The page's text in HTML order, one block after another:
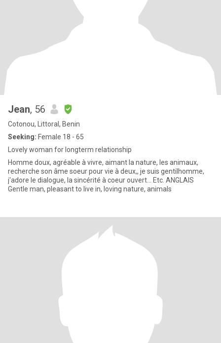
Jean, 56
Cotonou, Littoral, Benin
Seeking: Female 18 - 65
Lovely woman for longterm relationship
Homme doux, agréable à vivre, aimant la nature, les animaux,
recherche son âme soeur pour vie à deux,, je suis gentilhomme,
j'adore le dialogue, la sincérité à coeur ouvert... Etc. ANGLAIS
Gentle man, pleasant to live in, loving nature, animals